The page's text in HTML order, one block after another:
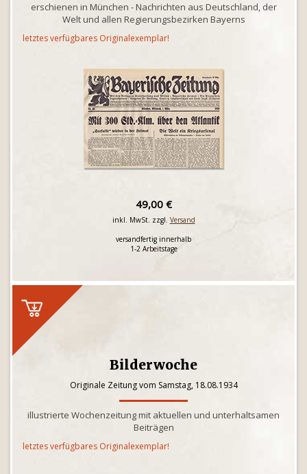
erschienen in München - Nachrichten aus Deutschland, der
Welt und allen Regierungsbezirken Bayerns
letztes verfügbares Originalexemplar!
49,00 €
inkl. MwSt. zzgl. Versand
versandfertig innerhalb
1-2 Arbeitstage
Bilderwoche
Originale Zeitung vom Samstag, 18.08.1934
illustrierte Wochenzeitung mit aktuellen und unterhaltsamen
Beiträgen
letztes verfügbares Originalexemplar!